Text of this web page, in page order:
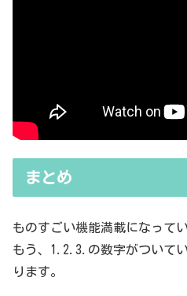
まとめ
ものすごい機能満載になってい
もう、1.2.3.の数字がついて
ります。